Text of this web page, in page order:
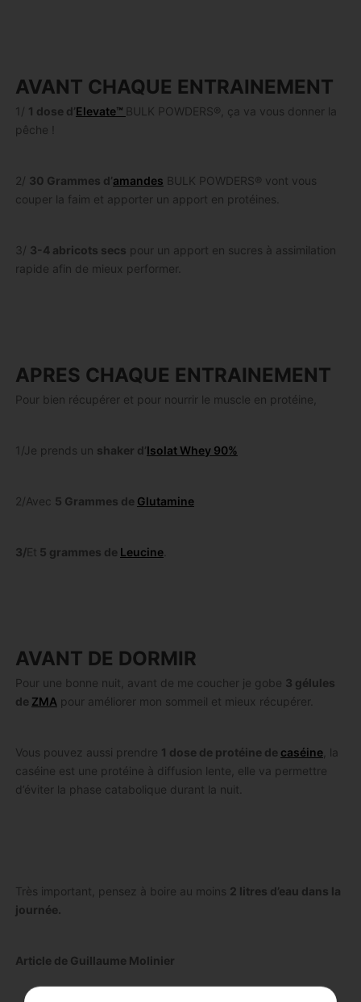
AVANT CHAQUE ENTRAINEMENT
1/ 1 dose d’Elevate™ BULK POWDERS®, ça va vous donner la
pêche !
2/ 30 Grammes d’amandes BULK POWDERS® vont vous
couper la faim et apporter un apport en protéines.
3/ 3-4 abricots secs pour un apport en sucres à assimilation
rapide afin de mieux performer.
APRES CHAQUE ENTRAINEMENT
Pour bien récupérer et pour nourrir le muscle en protéine,
1/Je prends un shaker d’Isolat Whey 90%
2/Avec 5 Grammes de Glutamine
3/Et 5 grammes de Leucine.
AVANT DE DORMIR
Pour une bonne nuit, avant de me coucher je gobe 3 gélules
de ZMA pour améliorer mon sommeil et mieux récupérer.
Vous pouvez aussi prendre 1 dose de protéine de caséine, la
caséine est une protéine à diffusion lente, elle va permettre
d’éviter la phase catabolique durant la nuit.
Très important, pensez à boire au moins 2 litres d’eau dans la
journée.
Article de Guillaume Molinier